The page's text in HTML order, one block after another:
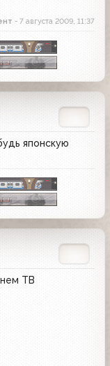
- 7 августа 2009, 11:37
японскую
ТВ